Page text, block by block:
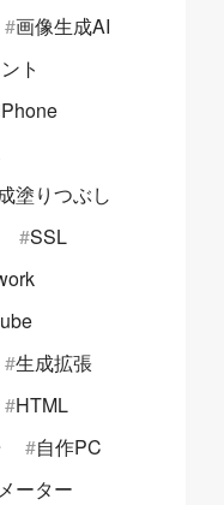
画像生成AI
ト
塗りつぶし
SSL
生成拡張
HTML
自作PC
ーター